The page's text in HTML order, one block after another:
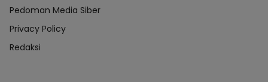
Pedoman Media Siber
Privacy Policy
Redaksi